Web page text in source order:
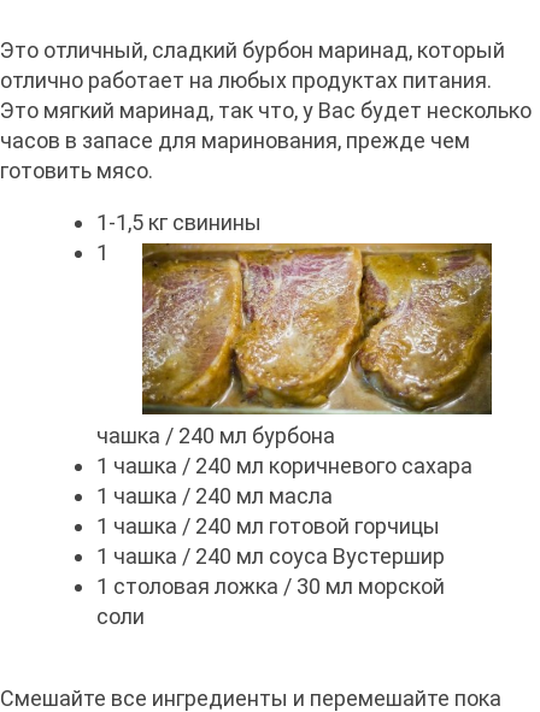
Это отличный, сладкий бурбон маринад, который
отлично работает на любых продуктах питания.
Это мягкий маринад, так что, у Вас будет несколько
часов в запасе для маринования, прежде чем
готовить мясо.
1-1,5 кг свинины
1
чашка / 240 мл бурбона
1 чашка / 240 мл коричневого сахара
1 чашка / 240 мл масла
1 чашка / 240 мл готовой горчицы
1 чашка / 240 мл соуса Вустершир
1 столовая ложка / 30 мл морской
соли
Смешайте все ингредиенты и перемешайте пока